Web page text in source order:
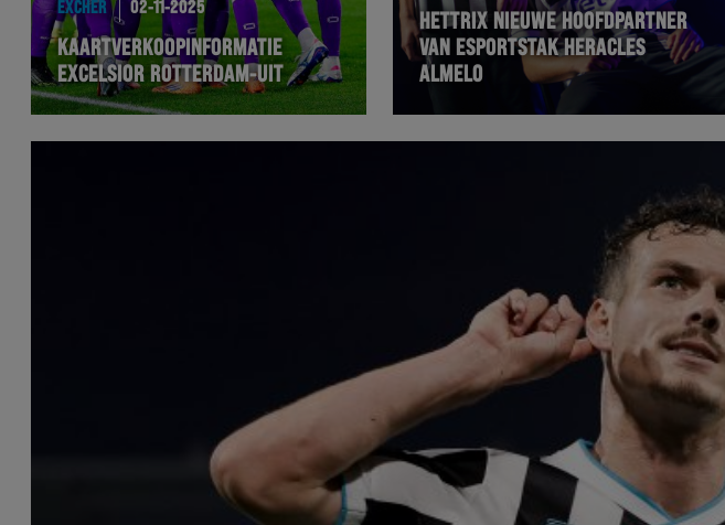
EXCHER 02-11-2025
KAARTVERKOOPINFORMATIE
EXCELSIOR ROTTERDAM-UIT
HETTRIX NIEUWE HOOFDPARTNER
VAN ESPORTSTAK HERACLES
ALMELO